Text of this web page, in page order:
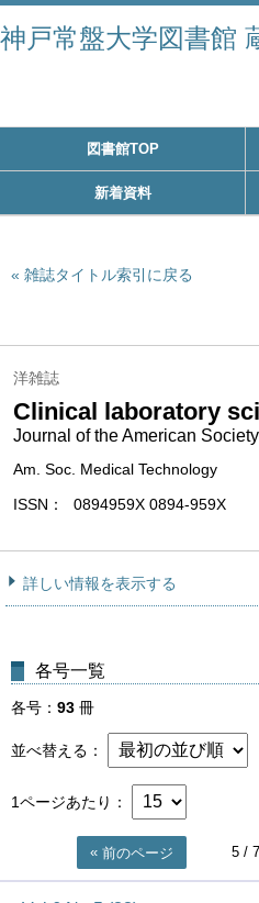
神戸常盤大学図書館
図書館TOP
新着資料
雑誌タイトル索引に戻る
洋雑誌
Clinical laboratory
Journal of the American
Am. Soc. Medical Technology
ISSN
0894959X 0894-959X
詳しい情報を表示する
各号一覧
各号 93 冊
並べ替える
1ページあたり
前のページ 5 / 7